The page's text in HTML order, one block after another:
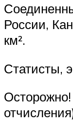
России,
км².
Статисты,